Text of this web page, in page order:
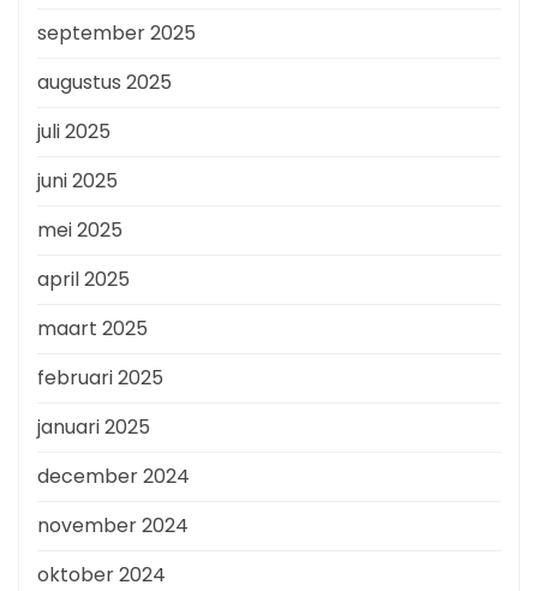
september 2025
augustus 2025
juli 2025
juni 2025
mei 2025
april 2025
maart 2025
februari 2025
januari 2025
december 2024
november 2024
oktober 2024